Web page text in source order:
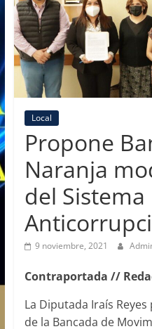
Local
Propone
Naranja
del Sistema
9 noviembre, 2021
Contraportada //
La Diputada Iraís
de la Bancada de